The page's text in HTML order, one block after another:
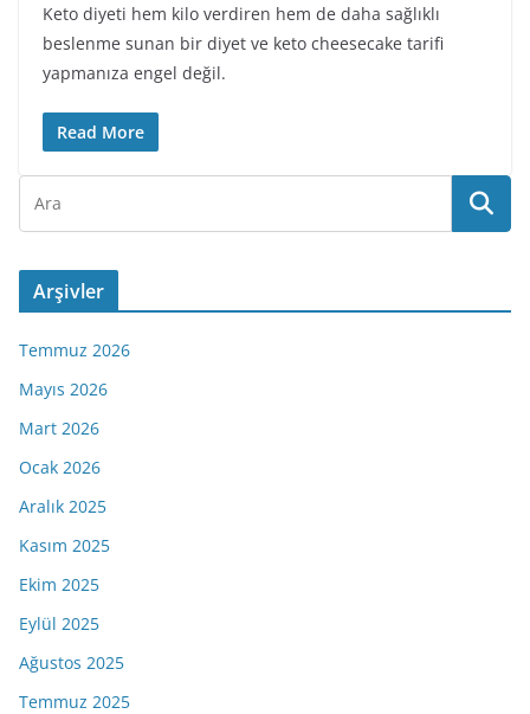
Keto diyeti hem kilo verdiren hem de daha sağlıklı
beslenme sunan bir diyet ve keto cheesecake tarifi
yapmanıza engel değil.
Read More
Arşivler
Temmuz 2026
Mayıs 2026
Mart 2026
Ocak 2026
Aralık 2025
Kasım 2025
Ekim 2025
Eylül 2025
Ağustos 2025
Temmuz 2025